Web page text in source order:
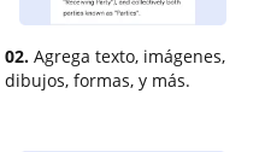
02. Agrega texto, imágenes,
dibujos, formas, y más.